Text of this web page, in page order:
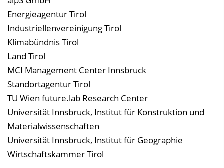
Energieagentur Tirol
Industriellenvereinigung Tirol
Klimabündnis Tirol
Land Tirol
MCI Management Center Innsbruck
Standortagentur Tirol
TU Wien future.lab Research Center
Universität Innsbruck, Institut für Konstruktion und
Materialwissenschaften
Universität Innsbruck, Institut für Geographie
Wirtschaftskammer Tirol